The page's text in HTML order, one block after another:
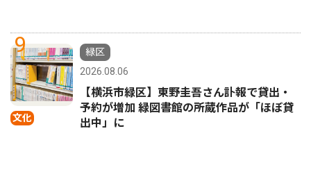
9
文化
緑区
2026.08.06
【横浜市緑区】東野圭吾さん訃報で貸出・
予約が増加 緑図書館の所蔵作品が「ほぼ貸
出中」に